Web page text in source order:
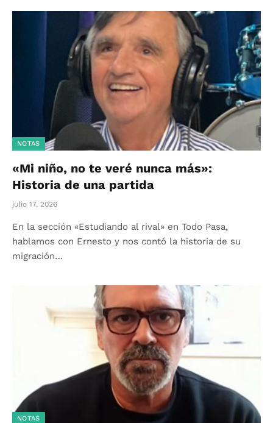
NOTAS
«Mi niño, no te veré nunca más»:
Historia de una partida
julio 17, 2026
En la sección «Estudiando al rival» en Todo Pasa,
hablamos con Ernesto y nos contó la historia de su
migración…
NOTAS